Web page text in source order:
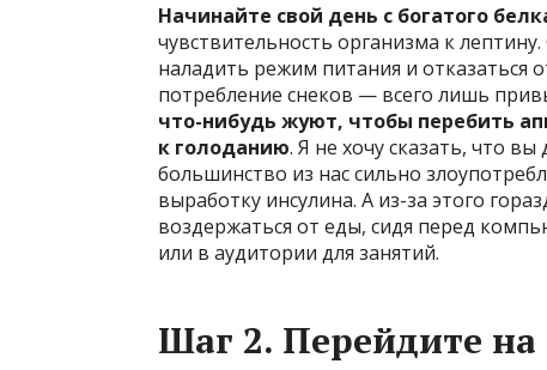
Начинайте свой день с богатого
чувствительность организма к
наладить режим питания и отказаться
потребление снеков — всего лишь
что-нибудь жуют, чтобы перебить
к голоданию. Я не хочу сказать, что
большинство из нас сильно
выработку инсулина. А из-за этого
воздержаться от еды, сидя перед
или в аудитории для занятий.
Шаг 2. Перейдите